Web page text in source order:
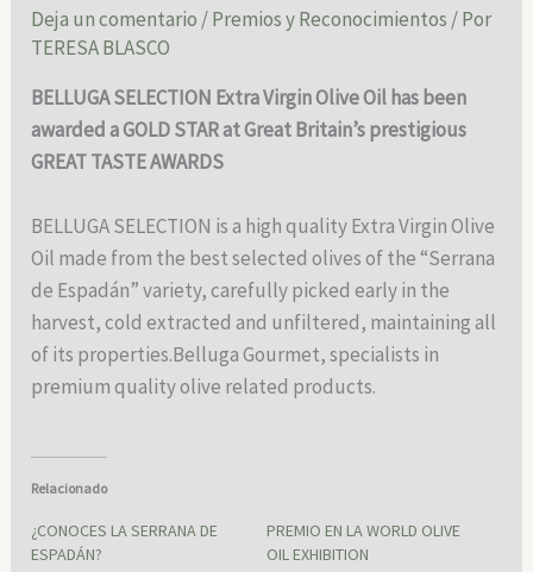
Deja un comentario /Premios y Reconocimientos / Por
TERESA BLASCO
BELLUGA SELECTION Extra Virgin Olive Oil has been
awarded a GOLD STAR at Great Britain’s prestigious
GREAT TASTE AWARDS
BELLUGA SELECTION is a high quality Extra Virgin Olive
Oil made from the best selected olives of the “Serrana
de Espadán” variety, carefully picked early in the
harvest, cold extracted and unfiltered, maintaining all
of its properties.Belluga Gourmet, specialists in
premium quality olive related products.
Relacionado
¿CONOCES LA SERRANA DE
ESPADÁN?
PREMIO EN LA WORLD OLIVE
OIL EXHIBITION